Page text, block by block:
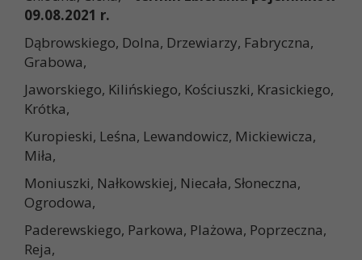
09.08.2021 r.
Dąbrowskiego, Dolna, Drzewiarzy, Fabryczna,
Grabowa,
Jaworskiego, Kilińskiego, Kościuszki, Krasickiego,
Krótka,
Kuropieski, Leśna, Lewandowicz, Mickiewicza,
Miła,
Moniuszki, Nałkowskiej, Niecała, Słoneczna,
Ogrodowa,
Paderewskiego, Parkowa, Plażowa, Poprzeczna,
Reja,